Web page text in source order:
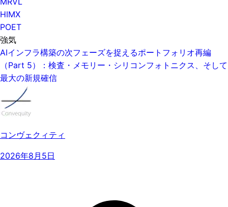
HIMX
POET
強気
AIインフラ構築の次フェーズを捉えるポートフォリオ再編
（Part 5）：検査・メモリー・シリコンフォトニクス、そして
最大の新規確信
コンヴェクィティ
2026年8月5日